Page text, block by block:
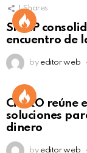
1 Shares
SISAP
encuentro de
by editor web
CiNKO reúne
soluciones
dinero
by editor web